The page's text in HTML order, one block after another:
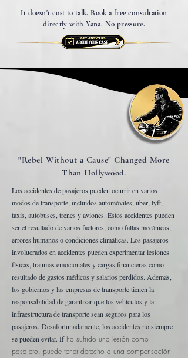
It doesn't cost to talk. Book a free consultation
directly with Yana. No pressure.
"Rebel Without a Cause" Changed More
Than Hollywood.
Los accidentes de pasajeros pueden ocurrir en varios
modos de transporte, incluidos automóviles, uber, lyft,
taxis, autobuses, trenes y aviones. Estos accidentes pueden
ser el resultado de varios factores, como fallas mecánicas,
errores humanos o condiciones climáticas. Los pasajeros
involucrados en accidentes pueden experimentar lesiones
físicas, traumas emocionales y cargas financieras como
resultado de gastos médicos y salarios perdidos. Además,
los gobiernos y las empresas de transporte tienen la
responsabilidad de garantizar que los vehículos y la
infraestructura de transporte sean seguros para los
pasajeros. Desafortunadamente, los accidentes no siempre
se pueden evitar. If ha sufrido una lesión como
pasajero, puede tener derecho a una compensación